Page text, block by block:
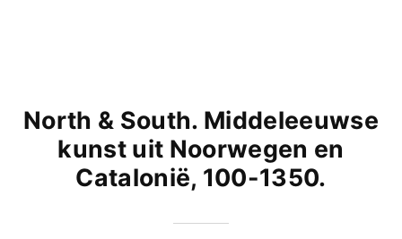
North & South. Middeleeuwse
kunst uit Noorwegen en
Catalonië, 100-1350.